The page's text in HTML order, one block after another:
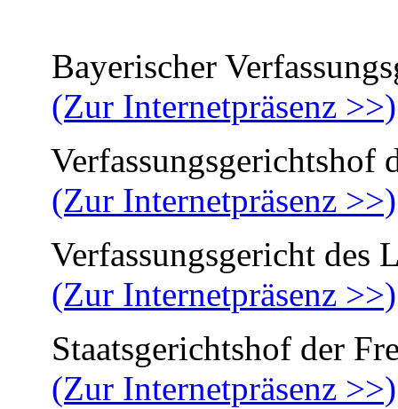
Bayerischer
(Zur Internetpräsenz >>)
Verfassungsgerichtshof
(Zur Internetpräsenz >>)
Verfassungsgericht des
(Zur Internetpräsenz >>)
Staatsgerichtshof der
(Zur Internetpräsenz >>)